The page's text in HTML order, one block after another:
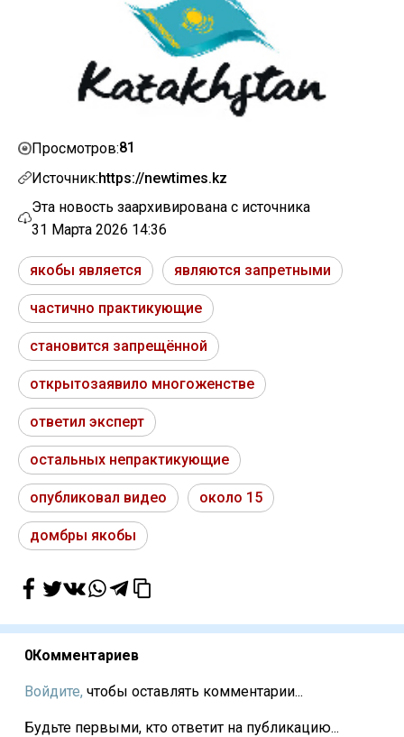
Просмотров:81
Источник:https://newtimes.kz
Эта новость заархивирована с источника
31 Марта 2026 14:36
якобы является являются запретными
частично практикующие
становится запрещённой
открытозаявило многоженстве
ответил эксперт
остальных непрактикующие
опубликовал видео около 15
домбры якобы
0Комментариев
Войдите, чтобы оставлять комментарии...
Будьте первыми, кто ответит на публикацию...